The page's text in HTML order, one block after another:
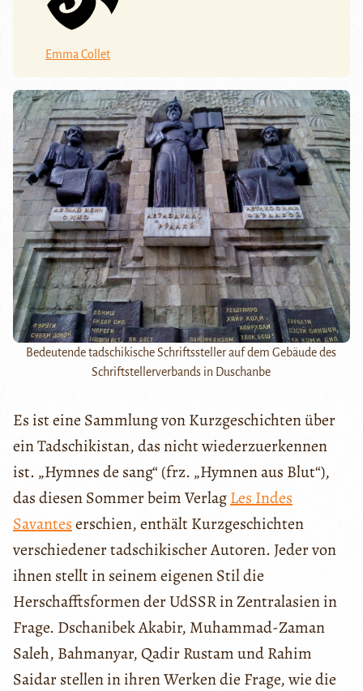
Emma Collet
Bedeutende tadschikische Schriftssteller auf dem Gebäude des
Schriftstellerverbands in Duschanbe
Es ist eine Sammlung von Kurzgeschichten über
ein Tadschikistan, das nicht wiederzuerkennen
ist. „Hymnes de sang“ (frz. „Hymnen aus Blut“),
das diesen Sommer beim VerlagLes Indes
Savanteserschien, enthält Kurzgeschichten
verschiedener tadschikischer Autoren. Jeder von
ihnen stellt in seinem eigenen Stil die
Herschafftsformen der UdSSR in Zentralasien in
Frage. Dschanibek Akabir, Muhammad-Zaman
Saleh, Bahmanyar, Qadir Rustam und Rahim
Saidar stellen in ihren Werken die Frage, wie die